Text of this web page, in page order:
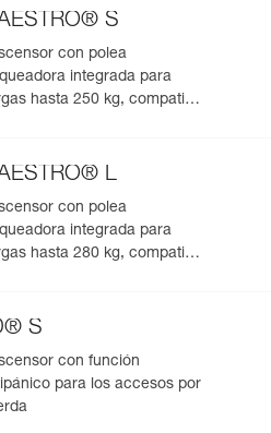
S
con polea
integrada para
hasta 250 kg, compatible
L
con polea
integrada para
hasta 280 kg, compatible
S
con función
para los accesos por